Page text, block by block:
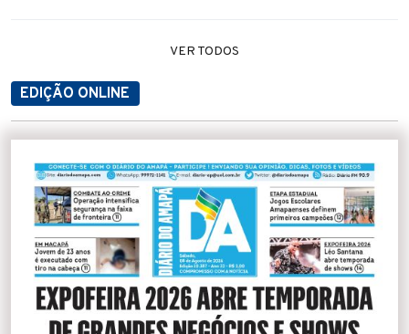
VER TODOS
EDIÇÃO ONLINE